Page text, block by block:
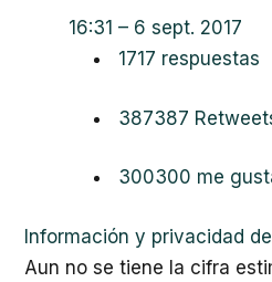
16:31 – 6 sept. 2017
1717 respuestas
387387
300300 me
Información y privacidad
Aun no se tiene la cifra